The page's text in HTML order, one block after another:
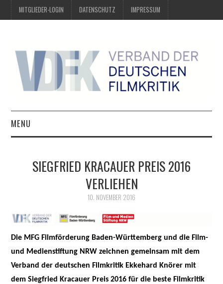
MITGLIEDER-LOGIN DATENSCHUTZ IMPRESSUM
MENU
PREIS DER DEUTSCHEN
FESTIVALPREISE
S. KRACAUER PREIS
WOCHE DER KRITIK
SIEGFRIED KRACAUER PREIS 2016
VERLIEHEN
10. NOVEMBER 2016
Die MFG Filmförderung Baden-Württemberg und die Film-
und Medienstiftung NRW zeichnen gemeinsam mit dem
Verband der deutschen Filmkritik Ekkehard Knörer mit
dem Siegfried Kracauer Preis 2016 für die beste Filmkritik